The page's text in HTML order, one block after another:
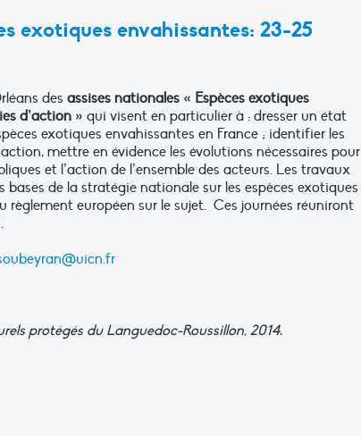
exotiques envahissantes: 23-25
des assises nationales « Espèces exotiques
d’action » qui visent en particulier à : dresser un état
exotiques envahissantes en France ; identifier les
mettre en évidence les évolutions nécessaires pour
et l’action de l’ensemble des acteurs. Les travaux
de la stratégie nationale sur les espèces exotiques
européen sur le sujet. Ces journées réuniront
protégés du Languedoc-Roussillon, 2014.